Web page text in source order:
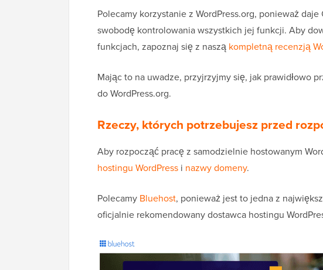
Polecamy korzystanie z WordPress.org, ponieważ
swobodę kontrolowania wszystkich jej funkcji. Aby
funkcjach, zapoznaj się z naszą kompletną recenzją
Mając to na uwadze, przyjrzyjmy się, jak prawidłowo
do WordPress.org.
Rzeczy, których potrzebujesz przed
Aby rozpocząć pracę z samodzielnie hostowanym
hostingu WordPress i nazwy domeny.
Polecamy Bluehost, ponieważ jest to jedna z
oficjalnie rekomendowany dostawca hostingu